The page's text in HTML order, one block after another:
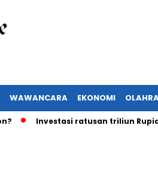
WAWANCARA EKONOMI
Investasi ratusan triliun Rupiah